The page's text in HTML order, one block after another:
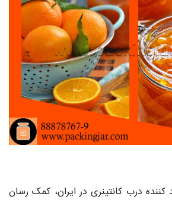
کننده درب کانتینری در ایران، کمک رسان